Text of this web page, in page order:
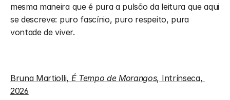
mesma maneira que é pura a pulsão da leitura que aqui
se descreve: puro fascínio, puro respeito, pura
vontade de viver.
Bruna Martiolli, É Tempo de Morangos, Intrínseca,
2026